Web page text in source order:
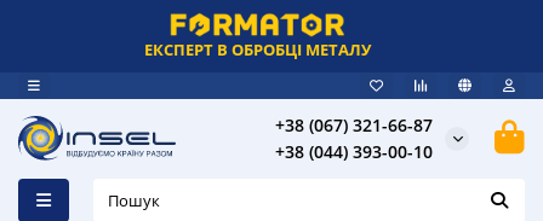
ЕКСПЕРТ В ОБРОБЦІ МЕТАЛУ
+38 (067) 321-66-87
+38 (044) 393-00-10